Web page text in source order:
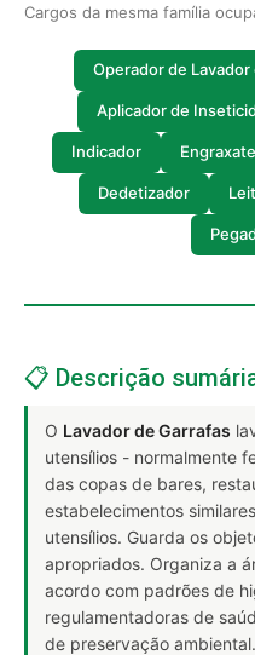
Cargos da mesma família
Operador de Lavador
Aplicador de
Indicador Engraxate
Dedetizador
📋 Descrição
O Lavador de Garrafas
utensílios - normalmente
das copas de bares,
estabelecimentos
utensílios. Guarda os
apropriados. Organiza a
acordo com padrões de
regulamentadoras de
de preservação ambiental.